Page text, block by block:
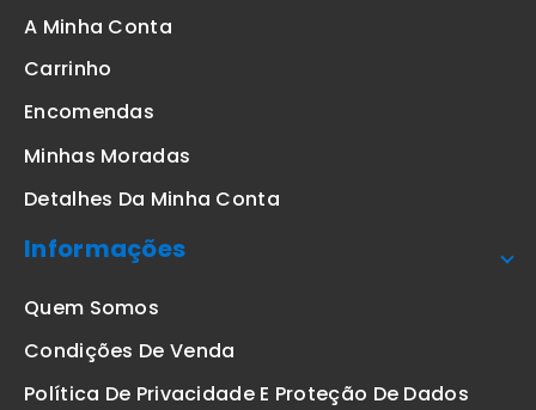
A Minha Conta
Carrinho
Encomendas
Minhas Moradas
Detalhes Da Minha Conta
Informações
Quem Somos
Condições De Venda
Política De Privacidade E Proteção De Dados